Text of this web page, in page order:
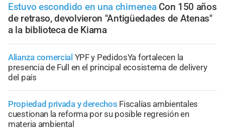
Estuvo escondido en una chimenea Con 150 años
de retraso, devolvieron "Antigüedades de Atenas"
a la biblioteca de Kiama
Alianza comercial YPF y PedidosYa fortalecen la
presencia de Full en el principal ecosistema de delivery
del país
Propiedad privada y derechos Fiscalías ambientales
cuestionan la reforma por su posible regresión en
materia ambiental